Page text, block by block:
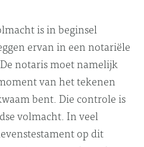
is in beginsel
ervan in een notariële
notaris moet namelijk
van het tekenen
bent. Die controle is
volmacht. In veel
op dit